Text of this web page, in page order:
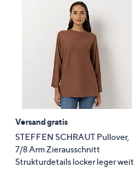
Versand gratis
STEFFEN SCHRAUT Pullover,
7/8 Arm Zierausschnitt
Strukturdetails locker leger weit